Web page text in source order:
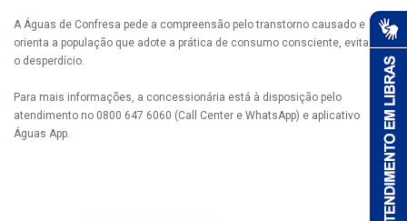
A Águas de Confresa pede a compreensão pelo transtorno causado e
orienta a população que adote a prática de consumo consciente, evitando
o desperdício.
Para mais informações, a concessionária está à disposição pelo
atendimento no 0800 647 6060 (Call Center e WhatsApp) e aplicativo
Águas App.